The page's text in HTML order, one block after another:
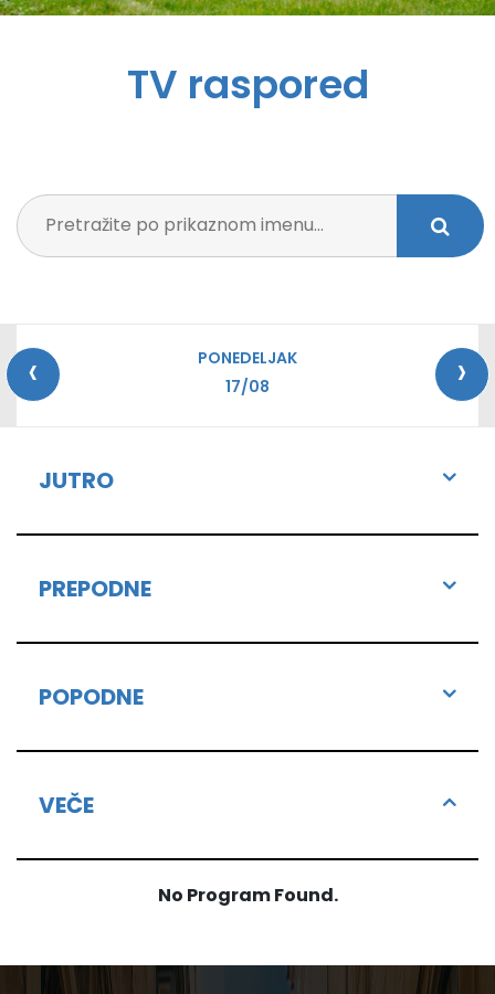
TV raspored
PONEDELJAK
17/08
‹ ›
JUTRO
PREPODNE
POPODNE
VEČE
No Program Found.